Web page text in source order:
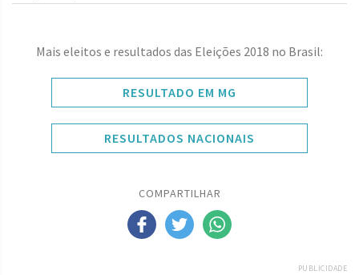
Mais eleitos e resultados das Eleições 2018 no Brasil:
RESULTADO EM MG
RESULTADOS NACIONAIS
COMPARTILHAR
PUBLICIDADE